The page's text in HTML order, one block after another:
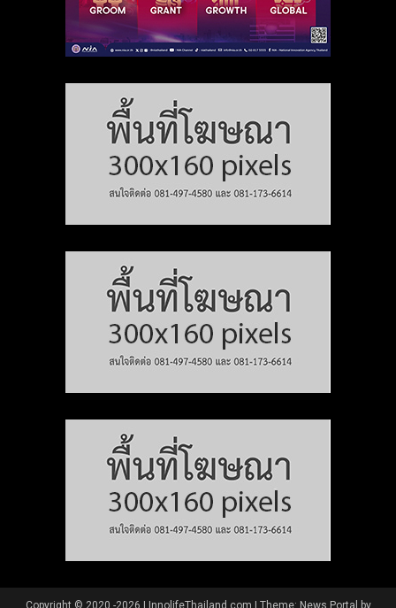
Copyright © 2020 -2026 | InnolifeThailand.com Theme: News Portal by